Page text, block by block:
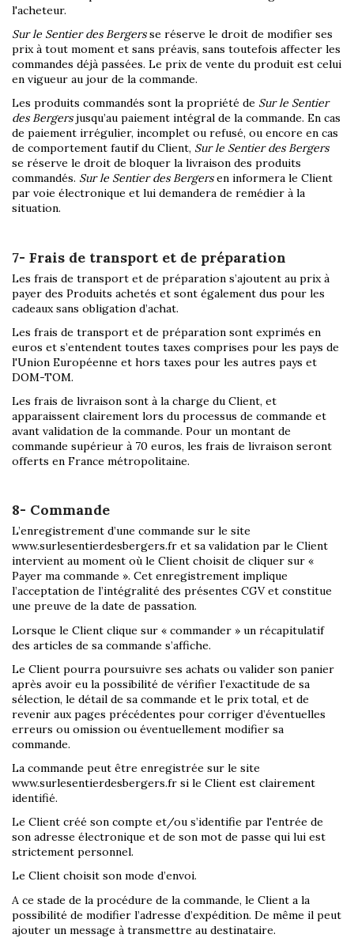
l'acheteur.
Sur le Sentier des Bergersse réserve le droit de modifier ses
prix à tout moment et sans préavis, sans toutefois affecter les
commandes déjà passées. Le prix de vente du produit est celui
en vigueur au jour de la commande.
Les produits commandés sont la propriété de Sur le Sentier
des Bergersjusqu’au paiement intégral de la commande. En cas
de paiement irrégulier, incomplet ou refusé, ou encore en cas
de comportement fautif du Client, Sur le Sentier des Bergers
se réserve le droit de bloquer la livraison des produits
commandés. Sur le Sentier des Bergersen informera le Client
par voie électronique et lui demandera de remédier à la
situation.
7- Frais de transport et de préparation
Les frais de transport et de préparation s’ajoutent au prix à
payer des Produits achetés et sont également dus pour les
cadeaux sans obligation d’achat.
Les frais de transport et de préparation sont exprimés en
euros et s’entendent toutes taxes comprises pour les pays de
l'Union Européenne et hors taxes pour les autres pays et
DOM-TOM.
Les frais de livraison sont à la charge du Client, et
apparaissent clairement lors du processus de commande et
avant validation de la commande. Pour un montant de
commande supérieur à 70 euros, les frais de livraison seront
offerts en France métropolitaine.
8- Commande
L’enregistrement d’une commande sur le site
www.surlesentierdesbergers.fr et sa validation par le Client
intervient au moment où le Client choisit de cliquer sur «
Payer ma commande ». Cet enregistrement implique
l’acceptation de l’intégralité des présentes CGV et constitue
une preuve de la date de passation.
Lorsque le Client clique sur « commander » un récapitulatif
des articles de sa commande s’affiche.
Le Client pourra poursuivre ses achats ou valider son panier
après avoir eu la possibilité de vérifier l’exactitude de sa
sélection, le détail de sa commande et le prix total, et de
revenir aux pages précédentes pour corriger d’éventuelles
erreurs ou omission ou éventuellement modifier sa
commande.
La commande peut être enregistrée sur le site
www.surlesentierdesbergers.fr si le Client est clairement
identifié.
Le Client créé son compte et/ou s’identifie par l'entrée de
son adresse électronique et de son mot de passe qui lui est
strictement personnel.
Le Client choisit son mode d’envoi.
A ce stade de la procédure de la commande, le Client a la
possibilité de modifier l’adresse d’expédition. De même il peut
ajouter un message à transmettre au destinataire.